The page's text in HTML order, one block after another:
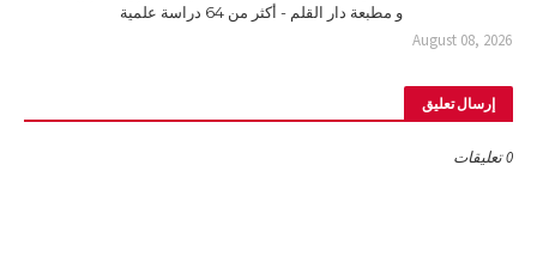
و مطبعة دار القلم - أكثر من 64 دراسة علمية
August 08, 2026
إرسال تعليق
0 تعليقات